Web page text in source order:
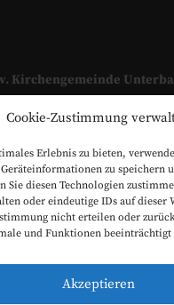
Cookie-Zustimmung
Erlebnis zu bieten,
zu speichern
Sie diesen Technologien
oder eindeutige IDs auf dieser
nicht erteilen oder
und Funktionen beeinträchtigt
Akzeptieren
Kirchengemeinde
Kontaktpersonen unserer
in-